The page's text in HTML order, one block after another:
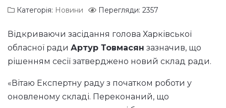
Категорія: Новини Перегляди: 2357
Відкриваючи засідання голова Харківської
обласної ради Артур Товмасян зазначив, що
рішенням сесії затверджено новий склад ради.
«Вітаю Експертну раду з початком роботи у
оновленому складі. Переконаний, що